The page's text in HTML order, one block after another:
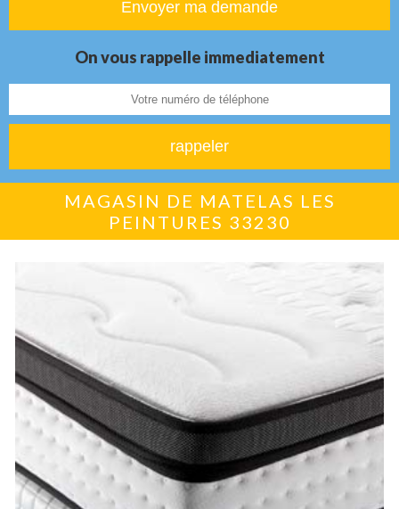
On vous rappelle immediatement
MAGASIN DE MATELAS LES
PEINTURES 33230